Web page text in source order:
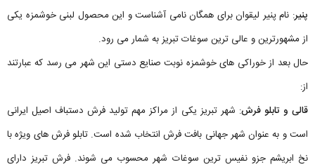
پنیر: نام پنیر لیقوان برای همگان نامی آشناست و این محصول لبنی خوشمزه یکی
از مشهورترین و عالی ترین سوغات تبریز به شمار می رود.
حال بعد از خوراکی های خوشمزه نوبت صنایع دستی این شهر می رسد که عبارتند
از:
قالی و تابلو فرش: شهر تبریز یکی از مراکز مهم تولید فرش دستباف اصیل ایرانی
است و به عنوان شهر جهانی بافت فرش انتخاب شده است. تابلو فرش های ویژه با
نخ ابریشم جزو نفیس ترین سوغات شهر محسوب می شوند. فرش تبریز دارای